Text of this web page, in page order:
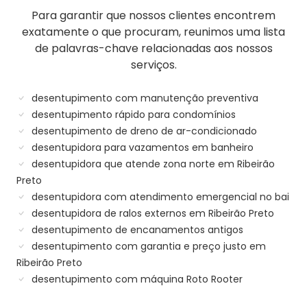
Para garantir que nossos clientes encontrem
exatamente o que procuram, reunimos uma lista
de palavras-chave relacionadas aos nossos
serviços.
desentupimento com manutenção preventiva
desentupimento rápido para condomínios
desentupimento de dreno de ar-condicionado
desentupidora para vazamentos em banheiro
desentupidora que atende zona norte em Ribeirão
Preto
desentupidora com atendimento emergencial no bai
desentupidora de ralos externos em Ribeirão Preto
desentupimento de encanamentos antigos
desentupimento com garantia e preço justo em
Ribeirão Preto
desentupimento com máquina Roto Rooter